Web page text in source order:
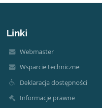
Linki
Webmaster
Wsparcie techniczne
Deklaracja dostępności
Informacje prawne